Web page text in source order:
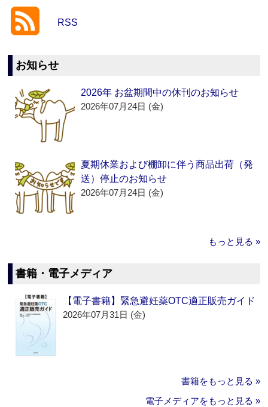
RSS
お知らせ
2026年 お盆期間中の休刊のお知らせ
2026年07月24日 (金)
夏期休業および棚卸に伴う商品出荷（発
送）停止のお知らせ
2026年07月24日 (金)
もっと見る »
書籍・電子メディア
【電子書籍】緊急避妊薬OTC適正販売ガイド
2026年07月31日 (金)
書籍をもっと見る »
電子メディアをもっと見る »